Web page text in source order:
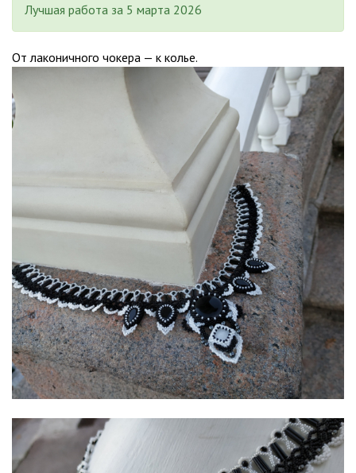
Лучшая работа за 5 марта 2026
От лаконичного чокера — к колье.